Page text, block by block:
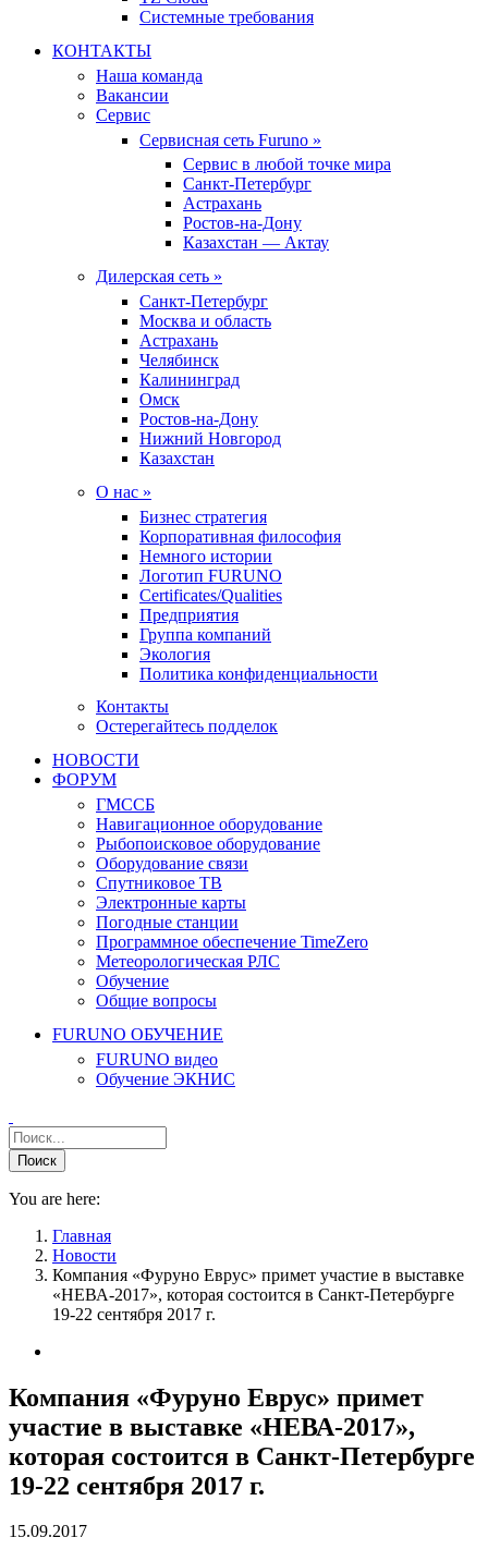
Системные требования
КОНТАКТЫ
Наша команда
Вакансии
Сервис
Сервисная сеть Furuno »
Сервис в любой точке мира
Санкт-Петербург
Астрахань
Ростов-на-Дону
Казахстан — Актау
Дилерская сеть »
Санкт-Петербург
Москва и область
Астрахань
Челябинск
Калининград
Омск
Ростов-на-Дону
Нижний Новгород
Казахстан
О нас »
Бизнес стратегия
Корпоративная философия
Немного истории
Логотип FURUNO
Certificates/Qualities
Предприятия
Группа компаний
Экология
Политика конфиденциальности
Контакты
Остерегайтесь подделок
НОВОСТИ
ФОРУМ
ГМССБ
Навигационное оборудование
Рыбопоисковое оборудование
Оборудование связи
Спутниковое ТВ
Электронные карты
Погодные станции
Программное обеспечение TimeZero
Метеорологическая РЛС
Обучение
Общие вопросы
FURUNO ОБУЧЕНИЕ
FURUNO видео
Обучение ЭКНИС
You are here:
Главная
Новости
Компания «Фуруно Еврус» примет участие в выставке
«НЕВА-2017», которая состоится в Санкт-Петербурге
19-22 сентября 2017 г.
Компания «Фуруно Еврус» примет
участие в выставке «НЕВА-2017»,
которая состоится в Санкт-Петербурге
19-22 сентября 2017 г.
15.09.2017